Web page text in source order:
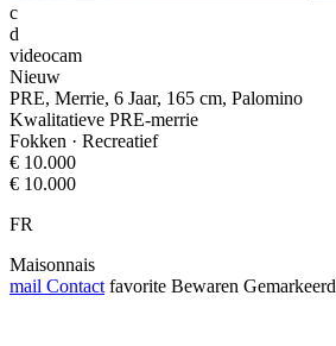
c
d
videocam
Nieuw
PRE, Merrie, 6 Jaar, 165 cm, Palomino
Kwalitatieve PRE-merrie
Fokken · Recreatief
€ 10.000
€ 10.000
FR
Maisonnais
mail Contact favorite Bewaren Gemarkeerd